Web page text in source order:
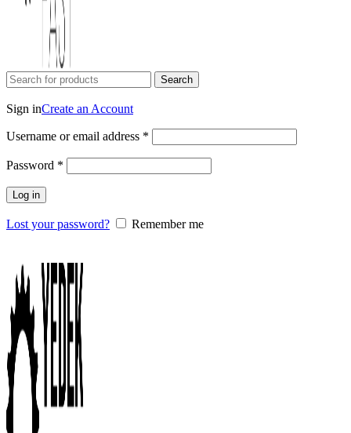
Search
Sign inCreate an Account
Username or email address *
Password *
Log in
Lost your password?
Remember me